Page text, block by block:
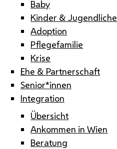
Baby
Kinder & Jugendliche
Adoption
Pflegefamilie
Krise
Ehe & Partnerschaft
Senior*innen
Integration
Übersicht
Ankommen in Wien
Beratung